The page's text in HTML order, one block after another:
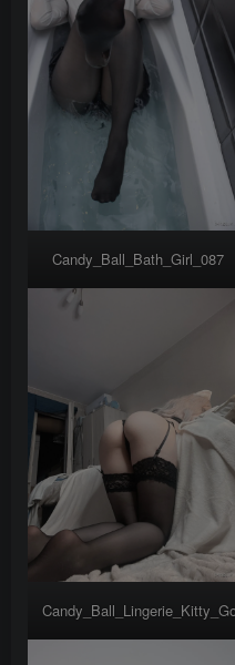
Candy_Ball_Bath_Girl_087